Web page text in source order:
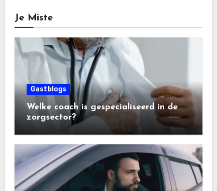
Je Miste
Gastblogs
Welke coach is gespecialiseerd in de
zorgsector?